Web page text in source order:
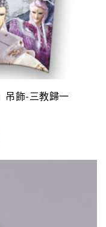
吊飾-三教歸一